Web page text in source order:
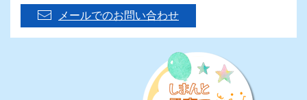
メールでのお問い合わせ